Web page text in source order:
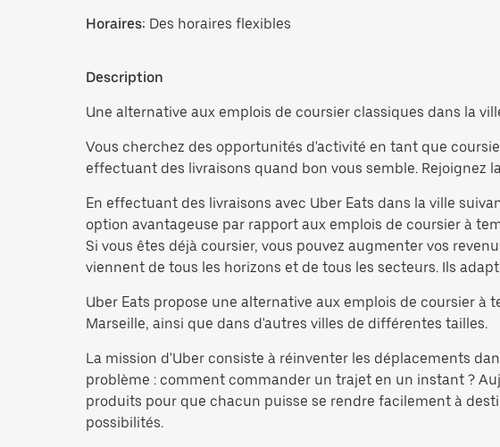
Horaires: Des horaires flexibles
Description
Une alternative aux emplois de coursier classiques dans la
Vous cherchez des opportunités d'activité en tant que
effectuant des livraisons quand bon vous semble.
En effectuant des livraisons avec Uber Eats dans la ville
option avantageuse par rapport aux emplois de coursier à
Si vous êtes déjà coursier, vous pouvez augmenter vos
viennent de tous les horizons et de tous les secteurs. Ils
Uber Eats propose une alternative aux emplois de coursier à
Marseille, ainsi que dans d'autres villes de différentes tailles.
La mission d'Uber consiste à réinventer les déplacements
problème : comment commander un trajet en un instant ?
produits pour que chacun puisse se rendre facilement à
possibilités.